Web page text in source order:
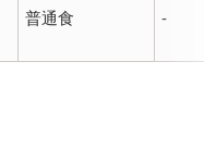
普通食 -